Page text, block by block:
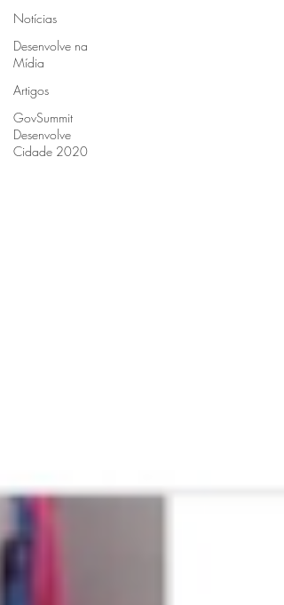
Notícias
Desenvolve na
Mídia
Artigos
GovSummit
Desenvolve
Cidade 2020